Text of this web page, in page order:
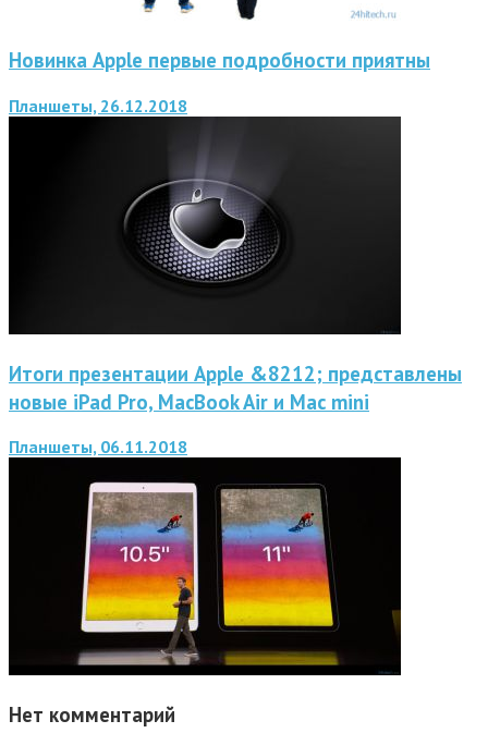
Новинка Apple первые подробности приятны
Планшеты, 26.12.2018
Итоги презентации Apple &8212; представлены
новые iPad Pro, MacBook Air и Mac mini
Планшеты, 06.11.2018
Нет комментарий